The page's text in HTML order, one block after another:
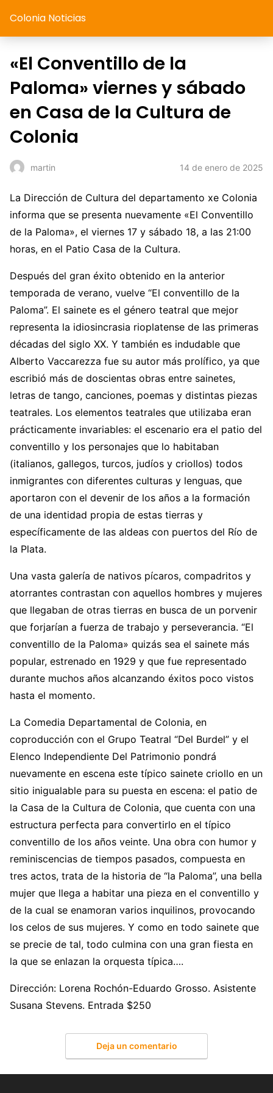
Colonia Noticias
«El Conventillo de la
Paloma» viernes y sábado
en Casa de la Cultura de
Colonia
martin 14 de enero de 2025
La Dirección de Cultura del departamento xe Colonia
informa que se presenta nuevamente «El Conventillo
de la Paloma», el viernes 17 y sábado 18, a las 21:00
horas, en el Patio Casa de la Cultura.
Después del gran éxito obtenido en la anterior
temporada de verano, vuelve “El conventillo de la
Paloma”. El sainete es el género teatral que mejor
representa la idiosincrasia rioplatense de las primeras
décadas del siglo XX. Y también es indudable que
Alberto Vaccarezza fue su autor más prolífico, ya que
escribió más de doscientas obras entre sainetes,
letras de tango, canciones, poemas y distintas piezas
teatrales. Los elementos teatrales que utilizaba eran
prácticamente invariables: el escenario era el patio del
conventillo y los personajes que lo habitaban
(italianos, gallegos, turcos, judíos y criollos) todos
inmigrantes con diferentes culturas y lenguas, que
aportaron con el devenir de los años a la formación
de una identidad propia de estas tierras y
específicamente de las aldeas con puertos del Río de
la Plata.
Una vasta galería de nativos pícaros, compadritos y
atorrantes contrastan con aquellos hombres y mujeres
que llegaban de otras tierras en busca de un porvenir
que forjarían a fuerza de trabajo y perseverancia. “El
conventillo de la Paloma» quizás sea el sainete más
popular, estrenado en 1929 y que fue representado
durante muchos años alcanzando éxitos poco vistos
hasta el momento.
La Comedia Departamental de Colonia, en
coproducción con el Grupo Teatral “Del Burdel” y el
Elenco Independiente Del Patrimonio pondrá
nuevamente en escena este típico sainete criollo en un
sitio inigualable para su puesta en escena: el patio de
la Casa de la Cultura de Colonia, que cuenta con una
estructura perfecta para convertirlo en el típico
conventillo de los años veinte. Una obra con humor y
reminiscencias de tiempos pasados, compuesta en
tres actos, trata de la historia de “la Paloma”, una bella
mujer que llega a habitar una pieza en el conventillo y
de la cual se enamoran varios inquilinos, provocando
los celos de sus mujeres. Y como en todo sainete que
se precie de tal, todo culmina con una gran fiesta en
la que se enlazan la orquesta típica….
Dirección: Lorena Rochón-Eduardo Grosso. Asistente
Susana Stevens. Entrada $250
Deja un comentario